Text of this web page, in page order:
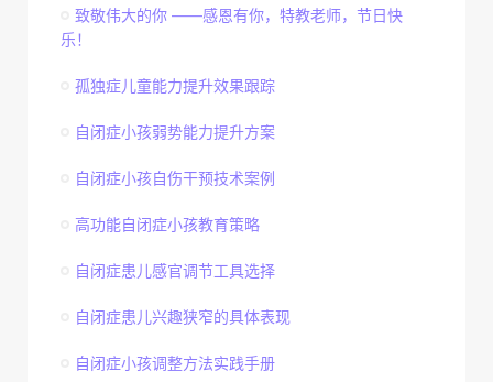
致敬伟大的你 ——感恩有你，特教老师，节日快
乐！
孤独症儿童能力提升效果跟踪
自闭症小孩弱势能力提升方案
自闭症小孩自伤干预技术案例
高功能自闭症小孩教育策略
自闭症患儿感官调节工具选择
自闭症患儿兴趣狭窄的具体表现
自闭症小孩调整方法实践手册